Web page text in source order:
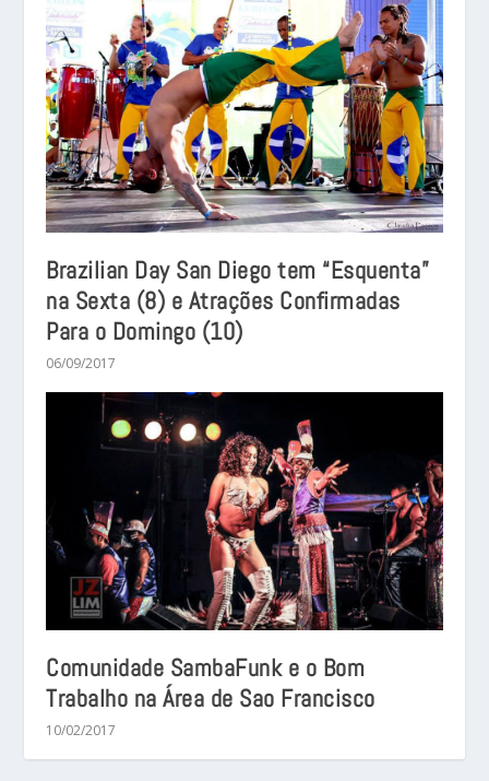
Brazilian Day San Diego tem “Esquenta”
na Sexta (8) e Atrações Confirmadas
Para o Domingo (10)
06/09/2017
Comunidade SambaFunk e o Bom
Trabalho na Área de Sao Francisco
10/02/2017